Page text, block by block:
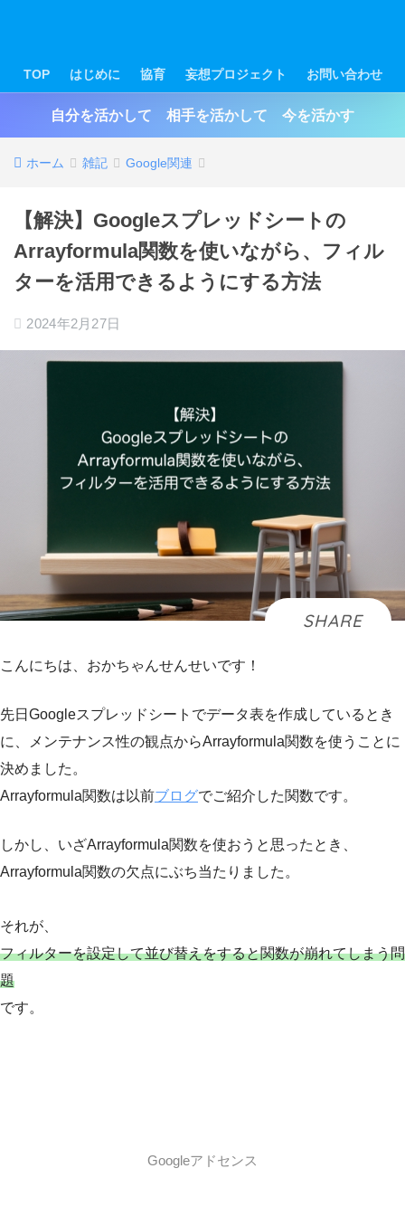
TOP はじめに 協育 妄想プロジェクト お問い合わせ
自分を活かして 相手を活かして 今を活かす
ホーム 雑記 Google関連
【解決】Googleスプレッドシートの
Arrayformula関数を使いながら、フィル
ターを活用できるようにする方法
2024年2月27日
こんにちは、おかちゃんせんせいです！
先日Googleスプレッドシートでデータ表を作成しているとき
に、メンテナンス性の観点からArrayformula関数を使うことに
決めました。
Arrayformula関数は以前ブログでご紹介した関数です。
しかし、いざArrayformula関数を使おうと思ったとき、
Arrayformula関数の欠点にぶち当たりました。
それが、
フィルターを設定して並び替えをすると関数が崩れてしまう問
題
です。
Googleアドセンス